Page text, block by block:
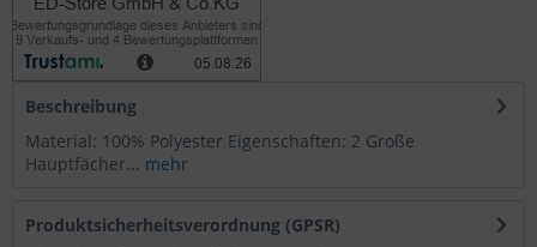
Beschreibung
Material: 100% Polyester Eigenschaften: 2 Große
Hauptfächer... mehr
Produktsicherheitsverordnung (GPSR)